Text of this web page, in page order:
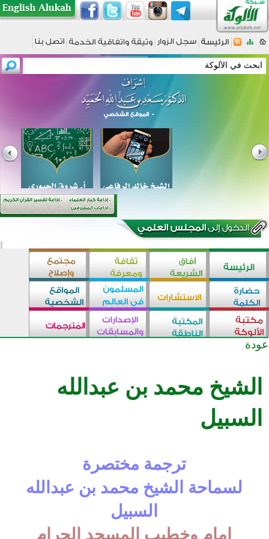
عودة
الشيخ محمد بن عبدالله
السبيل
ترجمة مختصرة
لسماحة الشيخ محمد بن عبدالله
السبيل
إمام وخطيب المسجد الحرام